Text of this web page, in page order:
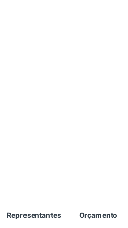
Representantes Orçamento